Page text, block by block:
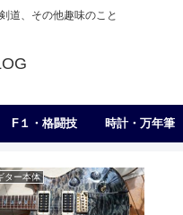
道、その他趣味のこと
F１・格闘技 時計・万年筆
ター本体